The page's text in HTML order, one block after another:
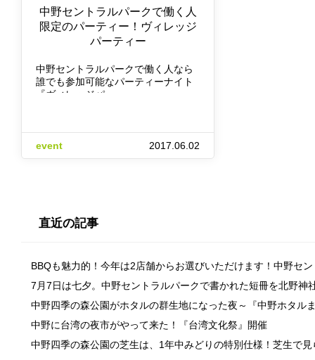
中野セントラルパークで働く人
限定のパーティー！ヴィレッジ
パーティー
中野セントラルパークで働く人なら
誰でも参加可能なパーティーナイト
『ヴィレッジパー…
event 2017.06.02
直近の記事
BBQも魅力的！今年は2店舗からお選びいただけます！中野セ
7月7日は七夕。中野セントラルパークで書かれた短冊を北野神
中野四季の森公園がホタルの群生地になった夜～『中野ホタル
中野に台湾の夜市がやって来た！『台湾文化祭』開催
中野四季の森公園の芝生は、1年中みどりの特別仕様！芝生で